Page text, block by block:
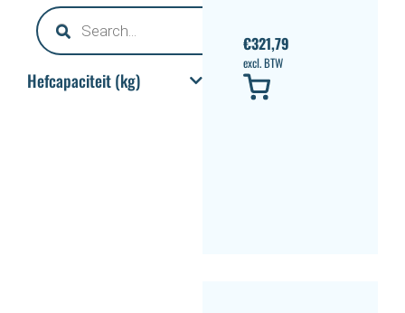
Hefcapaciteit (kg)
€321,79
excl. BTW